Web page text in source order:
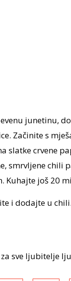
junetinu,
Začinite s
slatke crvene
smrvljene chili
Kuhajte još 20
i dodajte u
sve ljubitelje